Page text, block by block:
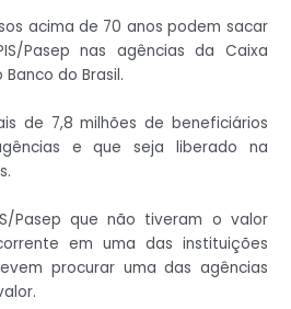
acima de 70 anos podem sacar
Pasep nas agências da Caixa
do Brasil.
de 7,8 milhões de beneficiários
e que seja liberado na
Pasep que não tiveram o valor
em uma das instituições
procurar uma das agências